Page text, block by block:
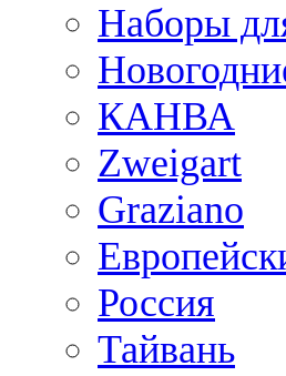
Наборы
КАНВА
Zweigart
Graziano
Россия
Тайвань